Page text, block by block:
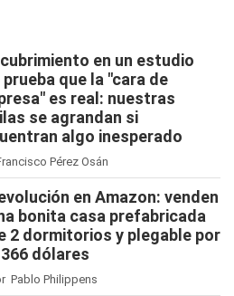
en un estudio
prueba que la "cara de
es real: nuestras
se agrandan si
algo inesperado
Pérez Osán
en Amazon: venden
bonita casa prefabricada
2 dormitorios y plegable por
dólares
Pablo Philippens